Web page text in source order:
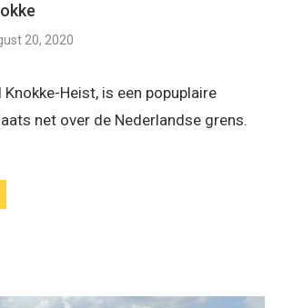
20, 2020
Heist, is een popuplaire
net over de Nederlandse grens.